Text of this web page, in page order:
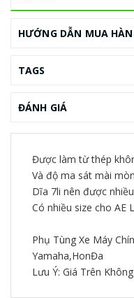
HƯỚNG DẪN MUA
TAGS
ĐÁNH GIÁ
Được làm từ thép
Và độ ma sát mài
Dĩa 7li nên được
Có nhiều size cho AE
Phụ Tùng Xe Máy
Yamaha,HonĐa
Lưu Ý: Giá Trên